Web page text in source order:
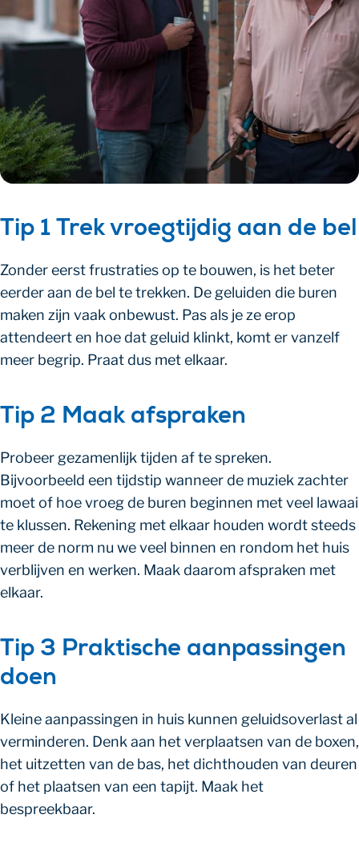
Tip 1 Trek vroegtijdig aan de bel
Zonder eerst frustraties op te bouwen, is het beter
eerder aan de bel te trekken. De geluiden die buren
maken zijn vaak onbewust. Pas als je ze erop
attendeert en hoe dat geluid klinkt, komt er vanzelf
meer begrip. Praat dus met elkaar.
Tip 2 Maak afspraken
Probeer gezamenlijk tijden af te spreken.
Bijvoorbeeld een tijdstip wanneer de muziek zachter
moet of hoe vroeg de buren beginnen met veel lawaai
te klussen. Rekening met elkaar houden wordt steeds
meer de norm nu we veel binnen en rondom het huis
verblijven en werken. Maak daarom afspraken met
elkaar.
Tip 3 Praktische aanpassingen
doen
Kleine aanpassingen in huis kunnen geluidsoverlast al
verminderen. Denk aan het verplaatsen van de boxen,
het uitzetten van de bas, het dichthouden van deuren
of het plaatsen van een tapijt. Maak het
bespreekbaar.